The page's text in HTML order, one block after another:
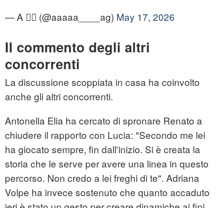
— A 🧚‍♀️ (@aaaaa____ag) May 17, 2026
Il commento degli altri
concorrenti
La discussione scoppiata in casa ha coinvolto
anche gli altri concorrenti.
Antonella Elia ha cercato di spronare Renato a
chiudere il rapporto con Lucia: "Secondo me lei
ha giocato sempre, fin dall'inizio. Si è creata la
storia che le serve per avere una linea in questo
percorso. Non credo a lei freghi di te". Adriana
Volpe ha invece sostenuto che quanto accaduto